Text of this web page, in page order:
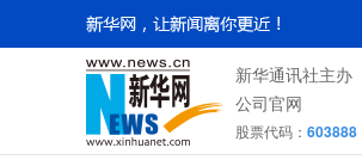
新华通讯社主办
公司官网
股票代码： 603888